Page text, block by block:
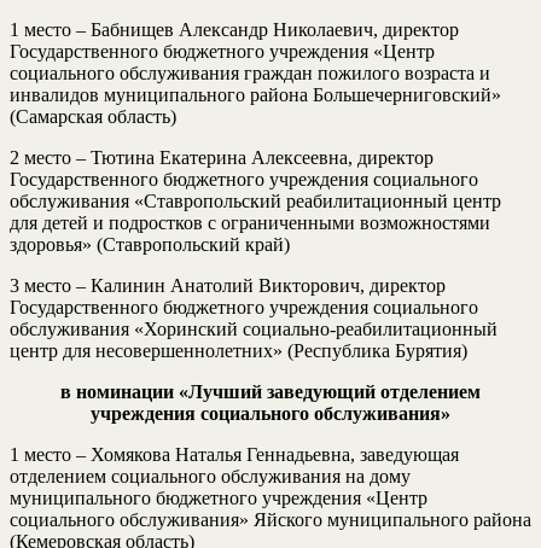
1 место – Бабнищев Александр Николаевич, директор
Государственного бюджетного учреждения «Центр
социального обслуживания граждан пожилого возраста и
инвалидов муниципального района Большечерниговский»
(Самарская область)
2 место – Тютина Екатерина Алексеевна, директор
Государственного бюджетного учреждения социального
обслуживания «Ставропольский реабилитационный центр
для детей и подростков с ограниченными возможностями
здоровья» (Ставропольский край)
3 место – Калинин Анатолий Викторович, директор
Государственного бюджетного учреждения социального
обслуживания «Хоринский социально-реабилитационный
центр для несовершеннолетних» (Республика Бурятия)
в номинации «Лучший заведующий отделением
учреждения социального обслуживания»
1 место – Хомякова Наталья Геннадьевна, заведующая
отделением социального обслуживания на дому
муниципального бюджетного учреждения «Центр
социального обслуживания» Яйского муниципального района
(Кемеровская область)